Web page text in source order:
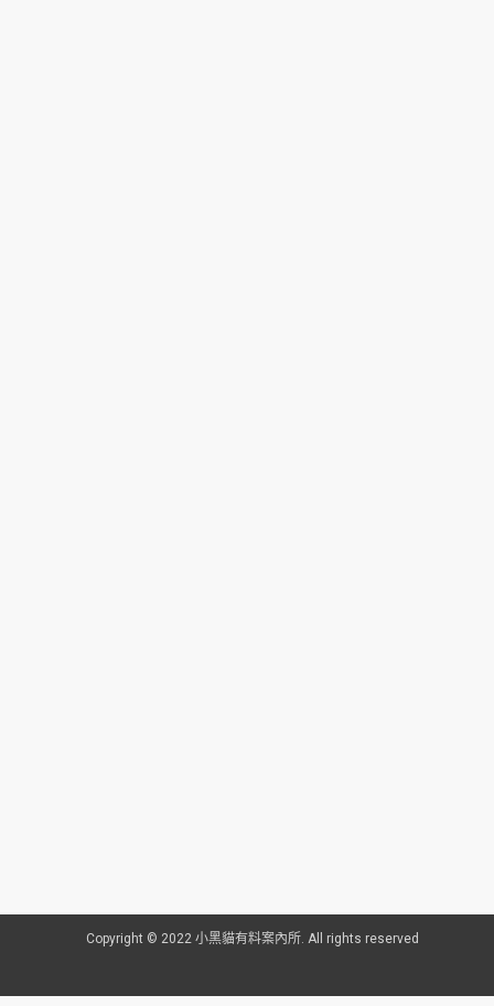
Copyright © 2022 小黑貓有料案內所. All rights reserved